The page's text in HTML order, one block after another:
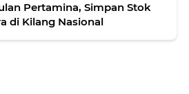
Simpan Stok
di Kilang Nasional